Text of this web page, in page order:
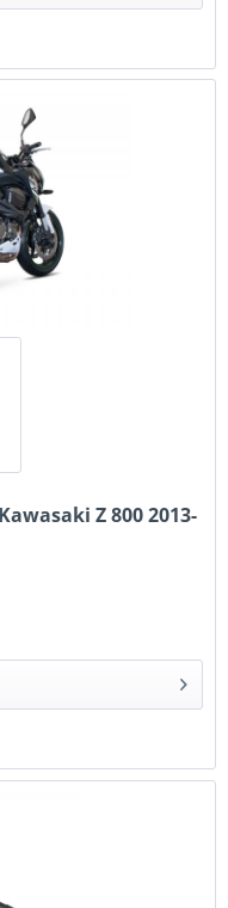
Z 800 2013-